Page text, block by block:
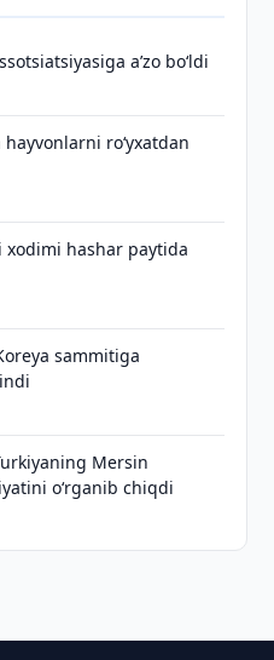
aʼzo bo‘ldi
ro‘yxatdan
xodimi hashar paytida
sammitiga
Mersin
oʻrganib chiqdi